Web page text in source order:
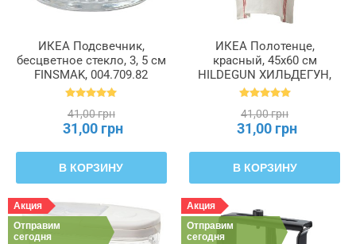
ИКЕА Подсвечник,
бесцветное стекло, 3, 5 см
FINSMAK, 004.709.82
41,00 грн
31,00 грн
В КОРЗИНУ
ИКЕА Полотенце,
красный, 45x60 см
HILDEGUN ХИЛЬДЕГУН,
004.840.07
41,00 грн
31,00 грн
В КОРЗИНУ
Акция
Отправим
сегодня
Акция
Отправим
сегодня